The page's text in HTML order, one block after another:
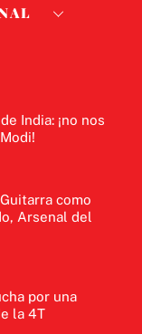
India: ¡no nos
como
Arsenal del
por una
la 4T